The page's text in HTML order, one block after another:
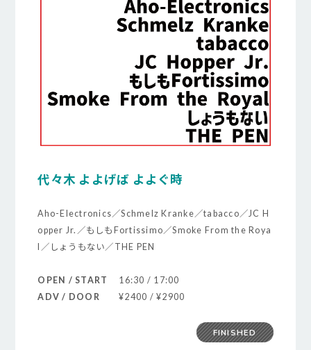
代々木 よよげば よよぐ時
Aho-Electronics／Schmelz Kranke／tabacco／JC H
opper Jr.／もしもFortissimo／Smoke From the Roya
l／しょうもない／THE PEN
OPEN / START
16:30 / 17:00
ADV / DOOR
¥2400 / ¥2900
FINISHED